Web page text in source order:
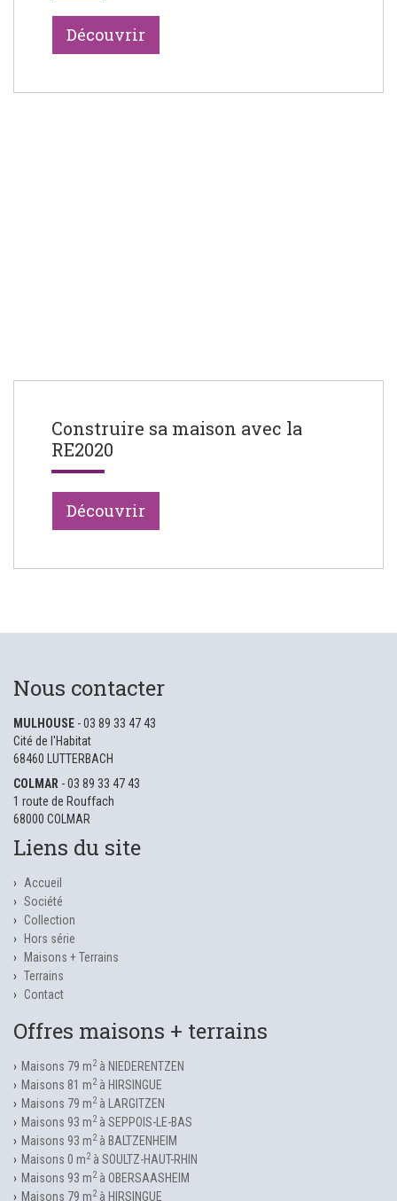
Découvrir
Construire sa maison avec la
RE2020
Découvrir
Nous contacter
MULHOUSE - 03 89 33 47 43
Cité de l'Habitat
68460 LUTTERBACH
COLMAR - 03 89 33 47 43
1 route de Rouffach
68000 COLMAR
Liens du site
Accueil
Société
Collection
Hors série
Maisons + Terrains
Terrains
Contact
Offres maisons + terrains
Maisons 79 m2à NIEDERENTZEN
Maisons 81 m2à HIRSINGUE
Maisons 79 m2à LARGITZEN
Maisons 93 m2à SEPPOIS-LE-BAS
Maisons 93 m2à BALTZENHEIM
Maisons 0 m2à SOULTZ-HAUT-RHIN
Maisons 93 m2à OBERSAASHEIM
Maisons 79 m2à HIRSINGUE